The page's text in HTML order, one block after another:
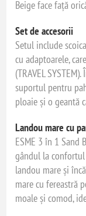
Beige face față
Set de accesorii
Setul include
cu adaptoarele,
(TRAVEL
suportul pentru
ploaie și o geantă
Landou mare cu
ESME 3 în 1 Sand
gândul la
landou mare și
mare cu fereastră
moale și comod,